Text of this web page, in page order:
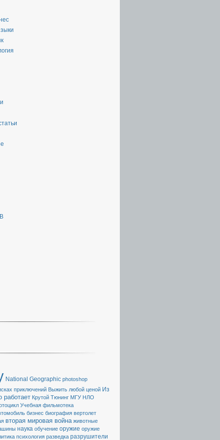
National Geographic photoshop
приключений Выжить любой ценой Из
работает Крутой Тюнинг МГУ НЛО
Учебная фильмотека
бизнес биография вертолет
вторая мировая война животные
наука обучение оружие оружие
психология разведка разрушители